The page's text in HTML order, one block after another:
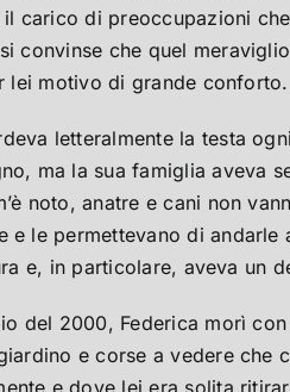
carico di preoccupazioni
convinse che quel
lei motivo di grande conforto.
letteralmente la testa
ma la sua famiglia aveva
noto, anatre e cani non
e le permettevano di
e, in particolare, aveva un
del 2000, Federica morì
e corse a vedere che